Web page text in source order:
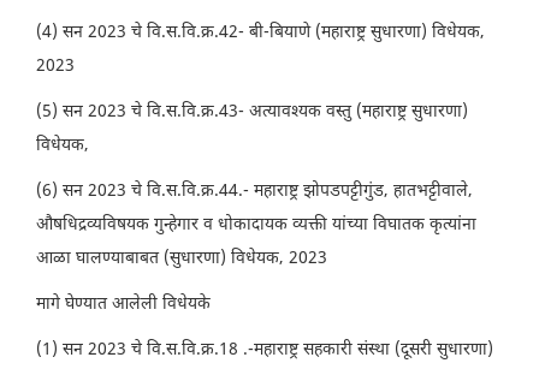
(4) सन 2023 चे वि.स.वि.क्र.42- बी-बियाणे (महाराष्ट्र सुधारणा) विधेयक,
2023
(5) सन 2023 चे वि.स.वि.क्र.43- अत्यावश्यक वस्तु (महाराष्ट्र सुधारणा)
विधेयक,
(6) सन 2023 चे वि.स.वि.क्र.44.- महाराष्ट्र झोपडपट्टीगुंड, हातभट्टीवाले,
औषधिद्रव्यविषयक गुन्हेगार व धोकादायक व्यक्ती यांच्या विघातक कृत्यांना
आळा घालण्याबाबत (सुधारणा) विधेयक, 2023
मागे घेण्यात आलेली विधेयके
(1) सन 2023 चे वि.स.वि.क्र.18 .-महाराष्ट्र सहकारी संस्था (दूसरी सुधारणा)